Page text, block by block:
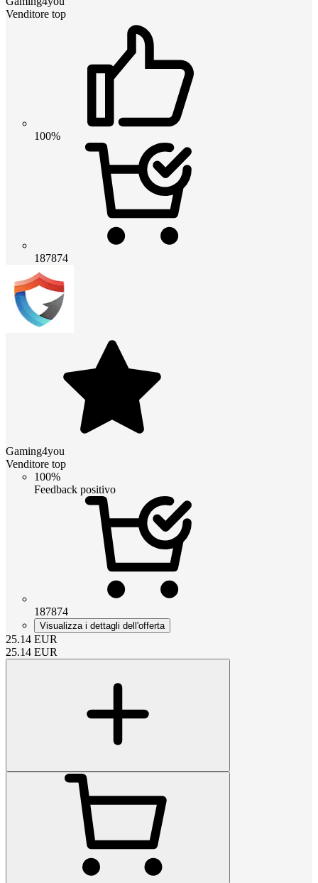
Venditore top
100%
187874
Gaming4you
Venditore top
100%
Feedback positivo
187874
Visualizza i dettagli dell'offerta
25.14 EUR
25.14 EUR